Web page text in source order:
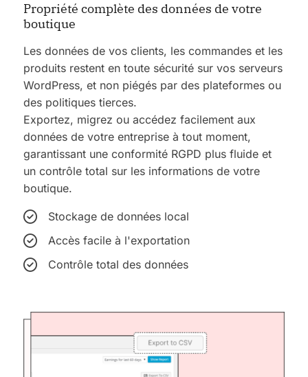
Propriété complète des données de votre
boutique
Les données de vos clients, les commandes et les
produits restent en toute sécurité sur vos serveurs
WordPress, et non piégés par des plateformes ou
des politiques tierces.
Exportez, migrez ou accédez facilement aux
données de votre entreprise à tout moment,
garantissant une conformité RGPD plus fluide et
un contrôle total sur les informations de votre
boutique.
Stockage de données local
Accès facile à l'exportation
Contrôle total des données